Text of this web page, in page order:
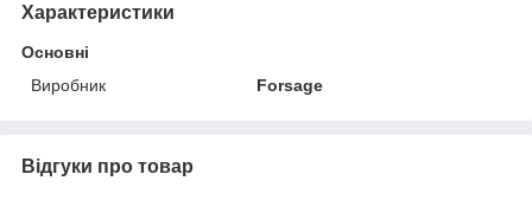
Характеристики
Основні
Виробник
Forsage
Відгуки про товар